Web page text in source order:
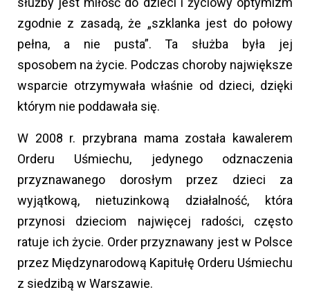
zgodnie z zasadą, że „szklanka jest do połowy
pełna, a nie pusta”. Ta służba była jej
sposobem na życie. Podczas choroby największe
wsparcie otrzymywała właśnie od dzieci, dzięki
którym nie poddawała się.
W 2008 r. przybrana mama została kawalerem
Orderu Uśmiechu, jedynego odznaczenia
przyznawanego dorosłym przez dzieci za
wyjątkową, nietuzinkową działalność, która
przynosi dzieciom najwięcej radości, często
ratuje ich życie. Order przyznawany jest w Polsce
przez Międzynarodową Kapitułę Orderu Uśmiechu
z siedzibą w Warszawie.